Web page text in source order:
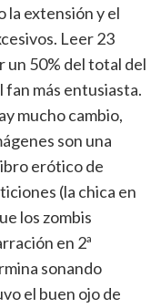
extensión y el
Leer 23
un 50% del total del
fan más entusiasta.
mucho cambio,
son una
erótico de
(la chica en
los zombis
en 2ª
sonando
el buen ojo de